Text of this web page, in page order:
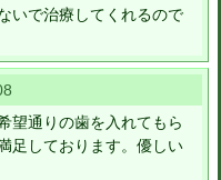
いで治療してくれるので
望通りの歯を入れてもら
足しております。優しい